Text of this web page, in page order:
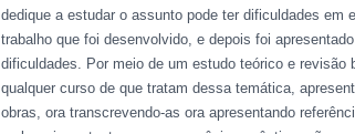
dedique a estudar o assunto pode ter dificuldades
trabalho que foi desenvolvido, e depois foi
dificuldades. Por meio de um estudo teórico e
qualquer curso de que tratam dessa temática,
obras, ora transcrevendo-as ora apresentando